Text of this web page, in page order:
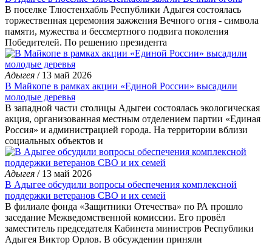
В поселке Тлюстенхабль Республики Адыгея состоялась
торжественная церемония зажжения Вечного огня - символа
памяти, мужества и бессмертного подвига поколения
Победителей. По решению президента
Адыгея / 13 май 2026
В Майкопе в рамках акции «Единой России» высадили
молодые деревья
В западной части столицы Адыгеи состоялась экологическая
акция, организованная местным отделением партии «Единая
Россия» и администрацией города. На территории вблизи
социальных объектов и
Адыгея / 13 май 2026
В Адыгее обсудили вопросы обеспечения комплексной
поддержки ветеранов СВО и их семей
В филиале фонда «Защитники Отечества» по РА прошло
заседание Межведомственной комиссии. Его провёл
заместитель председателя Кабинета министров Республики
Адыгея Виктор Орлов. В обсуждении приняли